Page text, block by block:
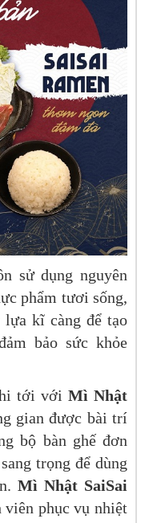
sử dụng nguyên
phẩm tươi sống,
lựa kĩ càng để tạo
bảo sức khỏe
tới với Mì Nhật
gian được bài trí
bộ bàn ghế đơn
trọng để dùng
Mì Nhật SaiSai
viên phục vụ nhiệt